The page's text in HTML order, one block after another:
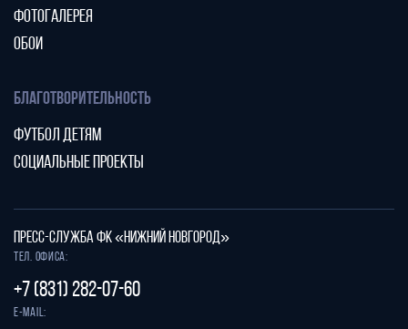
ФОТОГАЛЕРЕЯ
ОБОИ
БЛАГОТВОРИТЕЛЬНОСТЬ
ФУТБОЛ ДЕТЯМ
СОЦИАЛЬНЫЕ ПРОЕКТЫ
ПРЕСС-СЛУЖБА ФК «НИЖНИЙ НОВГОРОД»
Тел. офиса:
+7 (831) 282-07-60
E-mail: